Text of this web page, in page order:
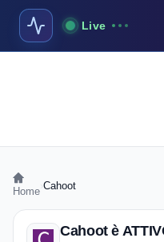
Live
Home Cahoot
Cahoot è